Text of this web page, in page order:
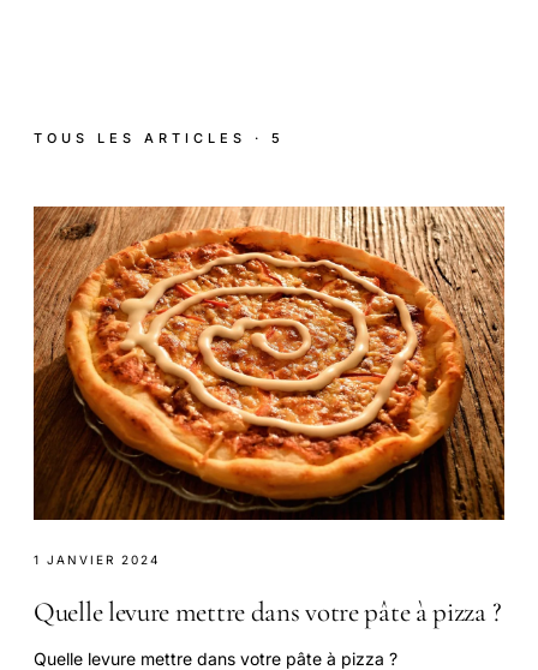
TOUS LES ARTICLES · 5
1 JANVIER 2024
Quelle levure mettre dans votre pâte à pizza ?
Quelle levure mettre dans votre pâte à pizza ?